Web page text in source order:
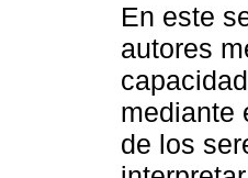
En este
autores
mediante
de los